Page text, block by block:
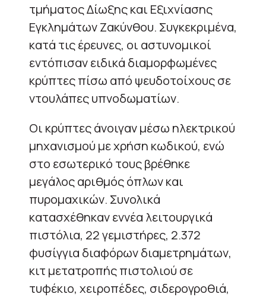
τμήματος Δίωξης και Εξιχνίασης
Εγκλημάτων Ζακύνθου. Συγκεκριμένα,
κατά τις έρευνες, οι αστυνομικοί
εντόπισαν ειδικά διαμορφωμένες
κρύπτες πίσω από ψευδοτοίχους σε
ντουλάπες υπνοδωματίων.
Οι κρύπτες άνοιγαν μέσω ηλεκτρικού
μηχανισμού με χρήση κωδικού, ενώ
στο εσωτερικό τους βρέθηκε
μεγάλος αριθμός όπλων και
πυρομαχικών. Συνολικά
κατασχέθηκαν εννέα λειτουργικά
πιστόλια, 22 γεμιστήρες, 2.372
φυσίγγια διαφόρων διαμετρημάτων,
κιτ μετατροπής πιστολιού σε
τυφέκιο, χειροπέδες, σιδερογροθιά,